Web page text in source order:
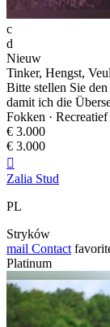
c
d
Nieuw
Tinker, Hengst,
Bitte stellen Sie
damit ich die
Fokken · Recreatief
€ 3.000
€ 3.000

Zalia Stud
PL
Stryków
mail Contact
Platinum